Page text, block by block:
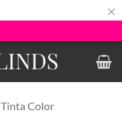
×
Tinta Color